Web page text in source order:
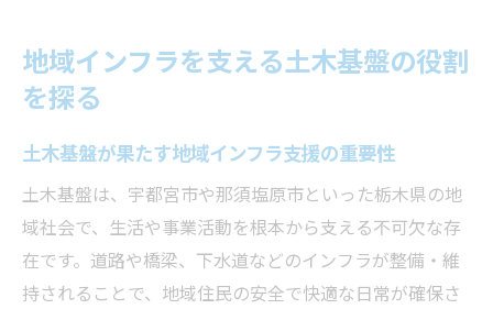
地域インフラを支える土木基盤の役割
を探る
土木基盤が果たす地域インフラ支援の重要性
土木基盤は、宇都宮市や那須塩原市といった栃木県の地
域社会で、生活や事業活動を根本から支える不可欠な存
在です。道路や橋梁、下水道などのインフラが整備・維
持されることで、地域住民の安全で快適な日常が確保さ